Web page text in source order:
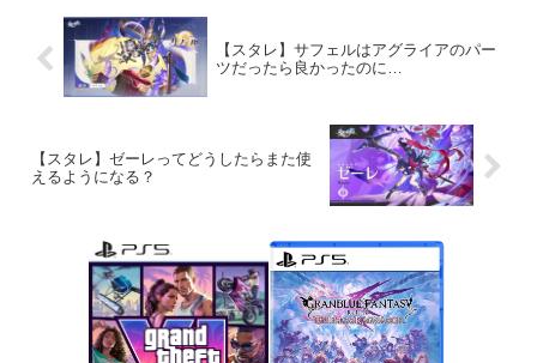
【スタレ】サフェルはアグライアのパー
ツだったら良かったのに…
【スタレ】ゼーレってどうしたらまた使
えるようになる？